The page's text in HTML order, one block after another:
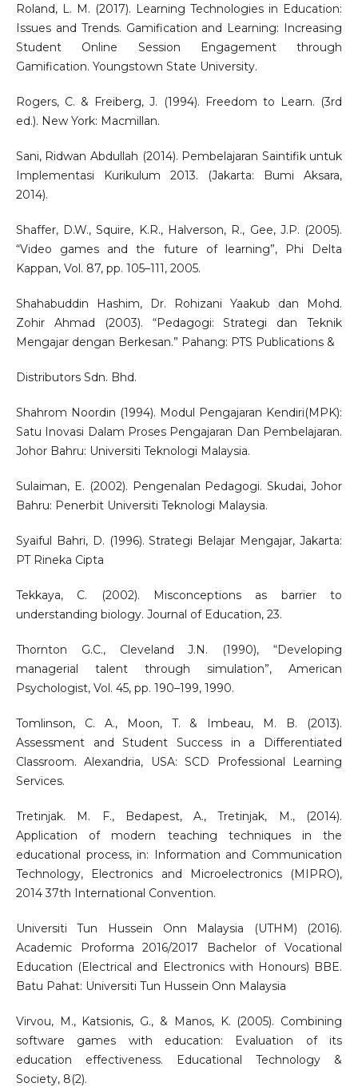
Roland, L. M. (2017). Learning Technologies in Education:
Issues and Trends. Gamification and Learning: Increasing
Student Online Session Engagement through
Gamification. Youngstown State University.
Rogers, C. & Freiberg, J. (1994). Freedom to Learn. (3rd
ed.). New York: Macmillan.
Sani, Ridwan Abdullah (2014). Pembelajaran Saintifik untuk
Implementasi Kurikulum 2013. (Jakarta: Bumi Aksara,
2014).
Shaffer, D.W., Squire, K.R., Halverson, R., Gee, J.P. (2005).
“Video games and the future of learning”, Phi Delta
Kappan, Vol. 87, pp. 105–111, 2005.
Shahabuddin Hashim, Dr. Rohizani Yaakub dan Mohd.
Zohir Ahmad (2003). “Pedagogi: Strategi dan Teknik
Mengajar dengan Berkesan.” Pahang: PTS Publications &
Distributors Sdn. Bhd.
Shahrom Noordin (1994). Modul Pengajaran Kendiri(MPK):
Satu Inovasi Dalam Proses Pengajaran Dan Pembelajaran.
Johor Bahru: Universiti Teknologi Malaysia.
Sulaiman, E. (2002). Pengenalan Pedagogi. Skudai, Johor
Bahru: Penerbit Universiti Teknologi Malaysia.
Syaiful Bahri, D. (1996). Strategi Belajar Mengajar, Jakarta:
PT Rineka Cipta
Tekkaya, C. (2002). Misconceptions as barrier to
understanding biology. Journal of Education, 23.
Thornton G.C., Cleveland J.N. (1990), “Developing
managerial talent through simulation”, American
Psychologist, Vol. 45, pp. 190–199, 1990.
Tomlinson, C. A., Moon, T. & Imbeau, M. B. (2013).
Assessment and Student Success in a Differentiated
Classroom. Alexandria, USA: SCD Professional Learning
Services.
Tretinjak. M. F., Bedapest, A., Tretinjak, M., (2014).
Application of modern teaching techniques in the
educational process, in: Information and Communication
Technology, Electronics and Microelectronics (MIPRO),
2014 37th International Convention.
Universiti Tun Hussein Onn Malaysia (UTHM) (2016).
Academic Proforma 2016/2017 Bachelor of Vocational
Education (Electrical and Electronics with Honours) BBE.
Batu Pahat: Universiti Tun Hussein Onn Malaysia
Virvou, M., Katsionis, G., & Manos, K. (2005). Combining
software games with education: Evaluation of its
education effectiveness. Educational Technology &
Society, 8(2).